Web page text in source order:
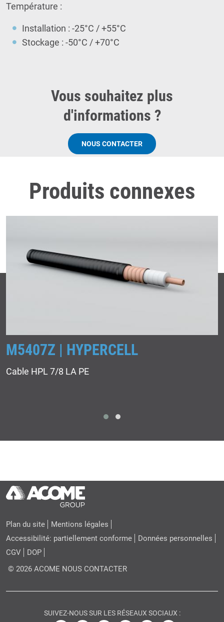
Température :
Installation : -25°C / +55°C
Stockage : -50°C / +70°C
Vous souhaitez plus
d'informations ?
NOUS CONTACTER
Produits connexes
M5407Z | HYPERCELL
Cable HPL 7/8 LA PE
Plan du site
Mentions légales
Accessibilité: partiellement conforme
Données personnelles
CGV
DOP
© 2026 ACOME NOUS CONTACTER
SUIVEZ-NOUS SUR LES RÉSEAUX SOCIAUX :